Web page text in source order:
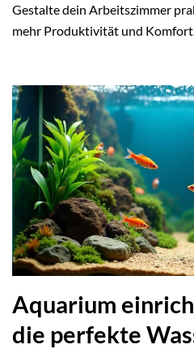
Gestalte dein Arbeitszimmer
mehr Produktivität und
Aquarium
die perfekte